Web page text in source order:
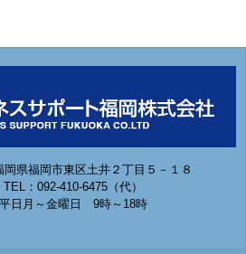
県福岡市東区土井２丁目５－１８
：092-410-6475（代）
日月～金曜日 9時～18時